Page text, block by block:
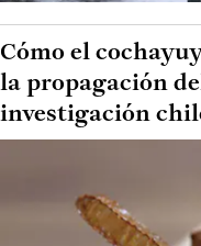
Cómo el
la propagación
investigación